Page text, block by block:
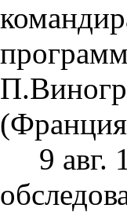
9 авг.